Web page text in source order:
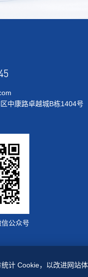
中康路卓越城B栋1404号
公众号
计 Cookie，以改进网站体